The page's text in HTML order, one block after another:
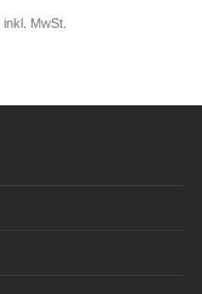
inkl. MwSt.